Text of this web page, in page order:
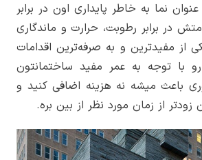
نما به خاطر پایداری اون در برابر
در برابر رطوبت، حرارت و ماندگاری
از مفیدترین و به صرفه­‌ترین اقدامات
با توجه به عمر مفید ساختمان­تون
باعث میشه نه هزینه اضافی کنید و
از زمان مورد نظر از بین بره.